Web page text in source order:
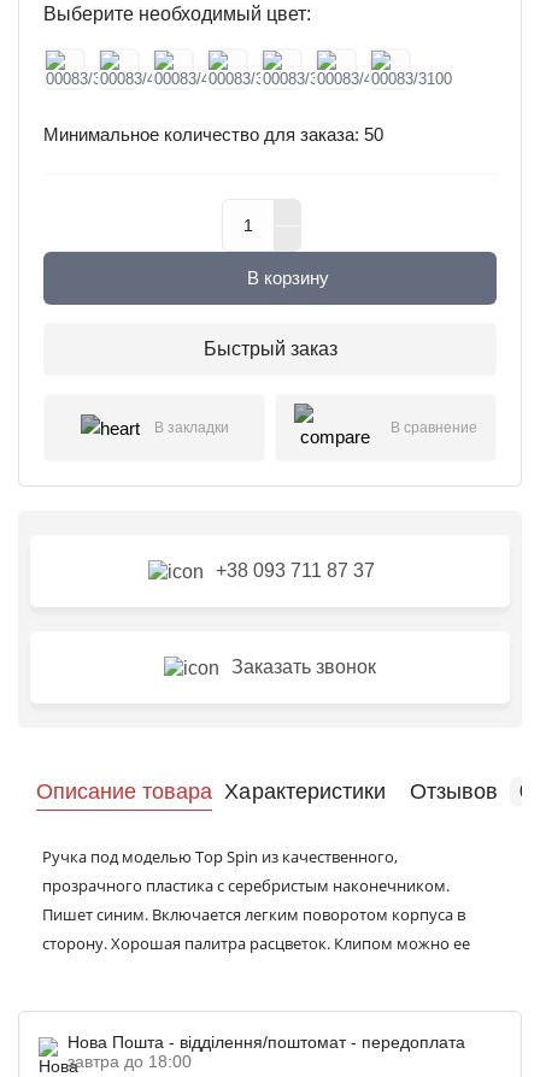
Выберите необходимый цвет:
Минимальное количество для заказа: 50
В корзину
Быстрый заказ
В закладки В сравнение
+38 093 711 87 37
Заказать звонок
Описание товара Характеристики Отзывов 0
Ручка под моделью Top Spin из качественного,
прозрачного пластика с серебристым наконечником.
Пишет синим. Включается легким поворотом корпуса в
сторону. Хорошая палитра расцветок. Клипом можно ее
акциях, гостям на презентациях, торжественных
Нова Пошта - відділення/поштомат - передоплата
завтра до 18:00